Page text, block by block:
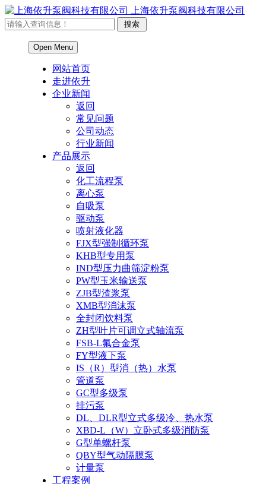
上海依升泵阀科技有限公司
Open Menu
网站首页
走进依升
企业新闻
返回
常见问题
公司动态
行业新闻
产品展示
返回
化工流程泵
离心泵
自吸泵
驱动泵
喷射液化器
FJX型强制循环泵
KHB型专用泵
IND型压力曲筛淀粉泵
PW型玉米输送泵
ZJB型渣浆泵
XMB型消沫泵
全封闭饮料泵
ZH型叶片可调立式轴流泵
FSB-L氟合金泵
FY型液下泵
IS（R）型消（热）水泵
管道泵
GC型多级泵
排污泵
DL、DLR型立式多级冷、热水泵
XBD-L（W）立卧式多级消防泵
G型单螺杆泵
QBY型气动隔膜泵
计量泵
工程案例